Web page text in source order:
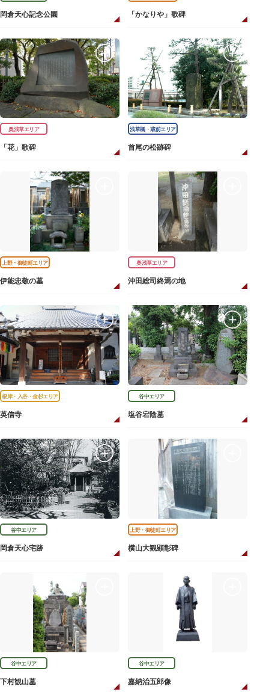
岡倉天心記念公園 「かなりや」歌碑
奥浅草エリア
「花」歌碑
浅草橋・蔵前エリア
首尾の松跡碑
上野・御徒町エリア
伊能忠敬の墓
奥浅草エリア
沖田総司終焉の地
根岸・入谷・金杉エリア
英信寺
谷中エリア
塩谷宕陰墓
谷中エリア
岡倉天心宅跡
上野・御徒町エリア
横山大観顕彰碑
谷中エリア
下村観山墓
谷中エリア
嘉納治五郎像